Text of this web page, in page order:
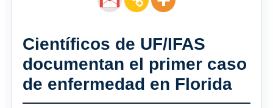
Científicos de UF/IFAS
documentan el primer caso
de enfermedad en Florida